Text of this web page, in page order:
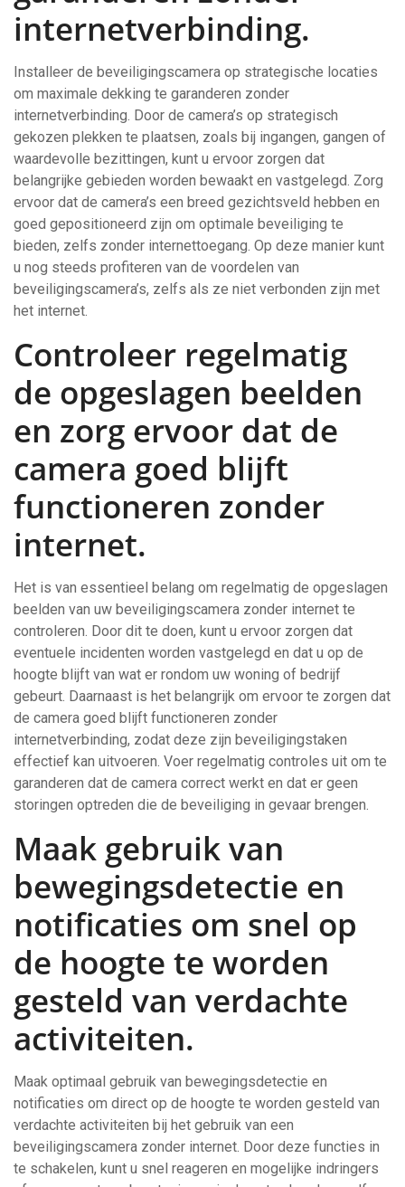
internetverbinding.
Installeer de beveiligingscamera op strategische locaties
om maximale dekking te garanderen zonder
internetverbinding. Door de camera’s op strategisch
gekozen plekken te plaatsen, zoals bij ingangen, gangen of
waardevolle bezittingen, kunt u ervoor zorgen dat
belangrijke gebieden worden bewaakt en vastgelegd. Zorg
ervoor dat de camera’s een breed gezichtsveld hebben en
goed gepositioneerd zijn om optimale beveiliging te
bieden, zelfs zonder internettoegang. Op deze manier kunt
u nog steeds profiteren van de voordelen van
beveiligingscamera’s, zelfs als ze niet verbonden zijn met
het internet.
Controleer regelmatig
de opgeslagen beelden
en zorg ervoor dat de
camera goed blijft
functioneren zonder
internet.
Het is van essentieel belang om regelmatig de opgeslagen
beelden van uw beveiligingscamera zonder internet te
controleren. Door dit te doen, kunt u ervoor zorgen dat
eventuele incidenten worden vastgelegd en dat u op de
hoogte blijft van wat er rondom uw woning of bedrijf
gebeurt. Daarnaast is het belangrijk om ervoor te zorgen dat
de camera goed blijft functioneren zonder
internetverbinding, zodat deze zijn beveiligingstaken
effectief kan uitvoeren. Voer regelmatig controles uit om te
garanderen dat de camera correct werkt en dat er geen
storingen optreden die de beveiliging in gevaar brengen.
Maak gebruik van
bewegingsdetectie en
notificaties om snel op
de hoogte te worden
gesteld van verdachte
activiteiten.
Maak optimaal gebruik van bewegingsdetectie en
notificaties om direct op de hoogte te worden gesteld van
verdachte activiteiten bij het gebruik van een
beveiligingscamera zonder internet. Door deze functies in
te schakelen, kunt u snel reageren en mogelijke indringers